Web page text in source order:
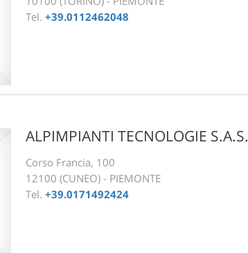
Tel. +39.0112462048
ALPIMPIANTI TECNOLOGIE S.A.S.
Corso Francia, 100
12100 (CUNEO) - PIEMONTE
Tel. +39.0171492424